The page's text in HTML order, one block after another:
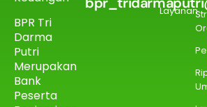
BPR Tri
Darma
Putri
Merupakan
Bank
Peserta
Layanan